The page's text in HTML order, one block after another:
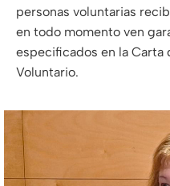
personas voluntarias
en todo momento ven
especificados en la Carta
Voluntario.